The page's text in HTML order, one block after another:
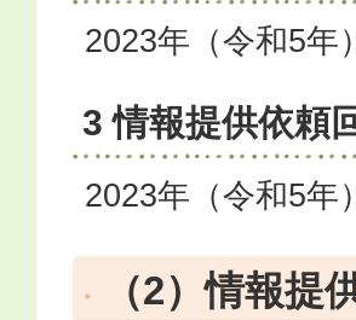
2023年（令和5年
3 情報提供依頼
2023年（令和5年
（2）情報提